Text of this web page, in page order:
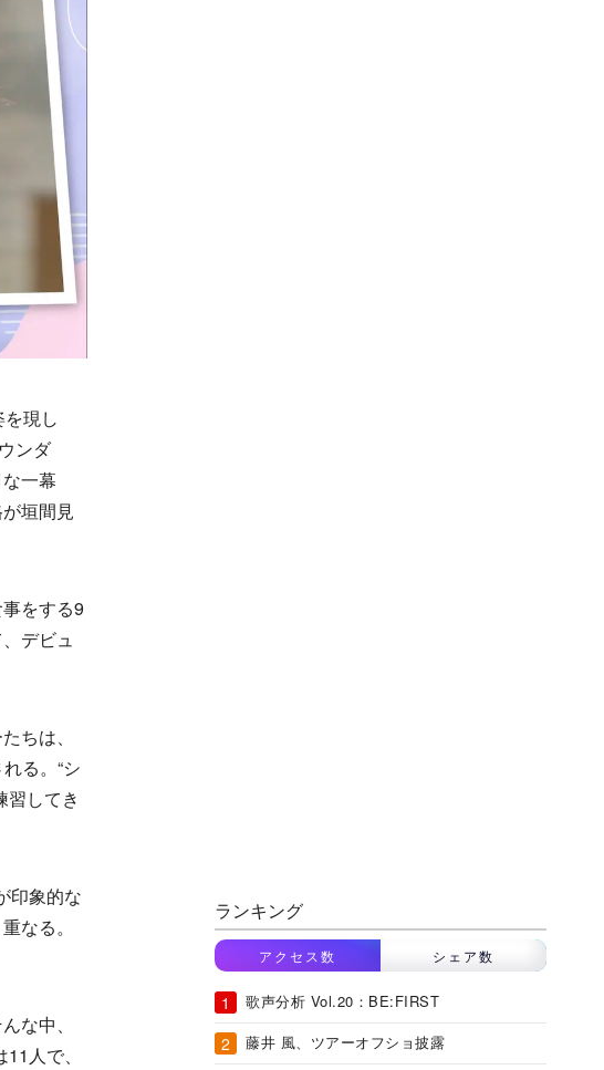
現し
ンダ
一幕
垣間見
をする9
デビュ
ちは、
る。“シ
習してき
印象的な
なる。
な中、
人で、
ランキング
アクセス数 シェア数
歌声分析 Vol.20：BE:FIRST
藤井 風、ツアーオフショ披露